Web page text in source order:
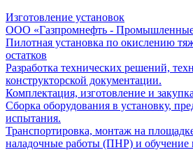
Изготовление установок
ООО «Газпромнефть -
Пилотная установка по окислению
остатков
Разработка технических решений,
конструкторской документации.
Комплектация, изготовление и
Сборка оборудования в установку,
испытания.
Транспортировка, монтаж на
наладочные работы (ПНР) и обучение